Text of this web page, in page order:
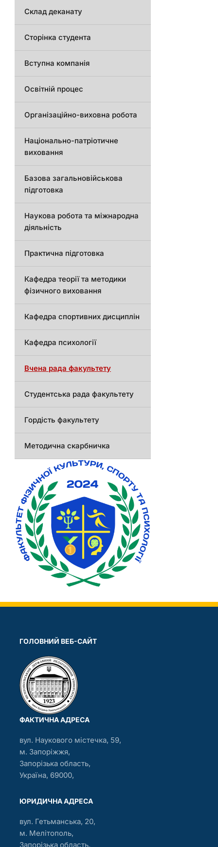
Склад деканату
Сторінка студента
Вступна компанія
Освітній процес
Організаційно-виховна робота
Національно-патріотичне
виховання
Базова загальновійськова
підготовка
Наукова робота та міжнародна
діяльність
Практична підготовка
Кафедра теорії та методики
фізичного виховання
Кафедра спортивних дисциплін
Кафедра психології
Вчена рада факультету
Студентська рада факультету
Гордість факультету
Методична скарбничка
ГОЛОВНИЙ ВЕБ-САЙТ
ФАКТИЧНА АДРЕСА
вул. Наукового містечка, 59,
м. Запоріжжя,
Запорізька область,
Україна, 69000,
ЮРИДИЧНА АДРЕСА
вул. Гетьманська, 20,
м. Мелітополь,
Запорізька область,